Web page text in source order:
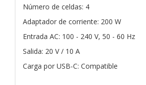
Número de celdas: 4
Adaptador de corriente: 200 W
Entrada AC: 100 - 240 V, 50 - 60 Hz
Salida: 20 V / 10 A
Carga por USB-C: Compatible